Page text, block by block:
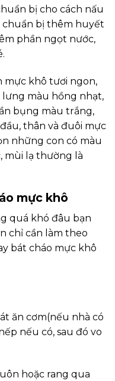
bị cho cách nấu
chuẩn bị thêm huyết
phần ngọt nước,
mực khô tươi ngon,
màu hồng nhạt,
bụng màu trắng,
thân và đuôi mực
những con có màu
mùi lạ thường là
mực khô
quá khó đâu bạn
chỉ cần làm theo
bát cháo mực khô
ăn cơm(nếu nhà có
nếu có, sau đó vo
hoặc rang qua